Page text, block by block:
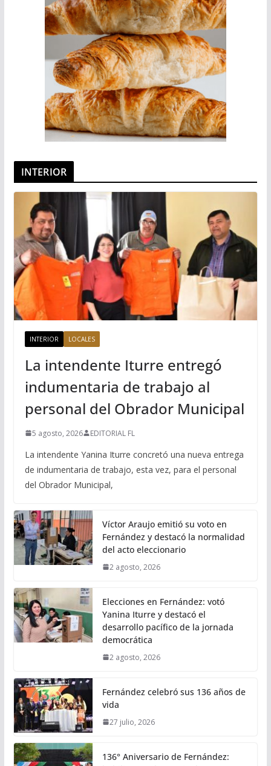
INTERIOR
INTERIOR LOCALES
La intendente Iturre entregó
indumentaria de trabajo al
personal del Obrador Municipal
5 agosto, 2026 EDITORIAL FL
La intendente Yanina Iturre concretó una nueva entrega
de indumentaria de trabajo, esta vez, para el personal
del Obrador Municipal,
Víctor Araujo emitió su voto en
Fernández y destacó la normalidad
del acto eleccionario
2 agosto, 2026
Elecciones en Fernández: votó
Yanina Iturre y destacó el
desarrollo pacífico de la jornada
democrática
2 agosto, 2026
Fernández celebró sus 136 años de
vida
27 julio, 2026
136° Aniversario de Fernández: